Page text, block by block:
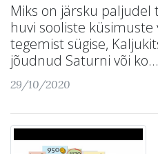
Miks on järsku
huvi sooliste
tegemist sügise,
jõudnud Saturni või ko...
29/10/2020